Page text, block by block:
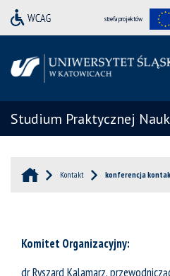
strefa projektów
Studium Praktycznej
Kontakt konferencja
Komitet Organizacyjny:
dr Ryszard Kalamarz,